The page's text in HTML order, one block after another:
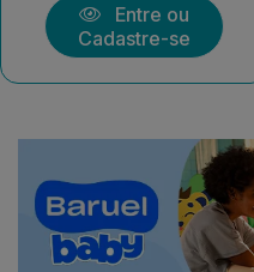
Entre ou
Cadastre-se